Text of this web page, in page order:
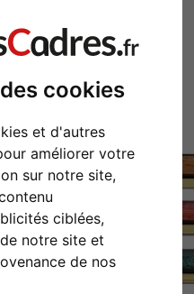
cookies
et d'autres
améliorer votre
sur notre site,
ciblées,
notre site et
de nos